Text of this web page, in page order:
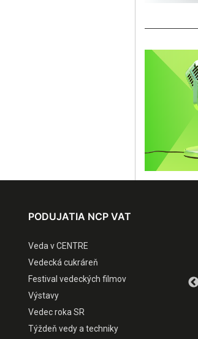
PODUJATIA NCP VAT
Veda v CENTRE
Vedecká cukráreň
Festival vedeckých filmov
Výstavy
Vedec roka SR
Týždeň vedy a techniky